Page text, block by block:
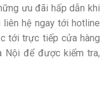
ưu đãi hấp dẫn khi
liên hệ ngay tới hotline
tới trực tiếp cửa hàng
Nội để được kiểm tra,